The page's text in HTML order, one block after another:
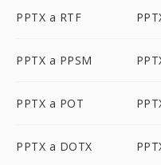
PPTX a RTF
PPTX a PPSM
PPTX a POT
PPTX a DOTX